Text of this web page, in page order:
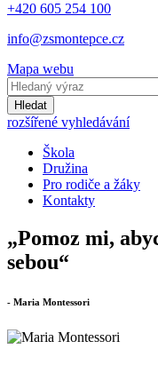
+420 605 254 100
info@zsmontepce.cz
Mapa webu
Hledat
rozšířené vyhledávání
Škola
Družina
Pro rodiče a žáky
Kontakty
„Pomoz mi,
sebou“
- Maria Montessori